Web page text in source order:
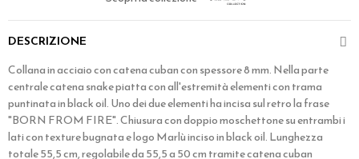
DESCRIZIONE
Collana in acciaio con catena cuban con spessore 8 mm. Nella parte
centrale catena snake piatta con all'estremità elementi con trama
puntinata in black oil. Uno dei due elementi ha incisa sul retro la frase
"BORN FROM FIRE". Chiusura con doppio moschettone su entrambi i
lati con texture bugnata e logo Marlù inciso in black oil. Lunghezza
totale 55,5 cm, regolabile da 55,5 a 50 cm tramite catena cuban